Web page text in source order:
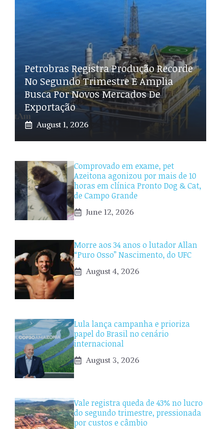
Petrobras Registra Produção Recorde
No Segundo Trimestre E Amplia
Busca Por Novos Mercados De
Exportação
August 1, 2026
Comprovado em exame, pet
Azeitona agonizou por mais de 10
horas em clínica Pronto Dog & Cat,
de Campo Grande
June 12, 2026
Morre aos 34 anos o lutador Allan
“Puro Osso” Nascimento, do UFC
August 4, 2026
Lula lança campanha e prioriza
papel do Brasil no cenário
internacional
August 3, 2026
Vale registra queda de 43% no lucro
do segundo trimestre, pressionada
por custos e câmbio